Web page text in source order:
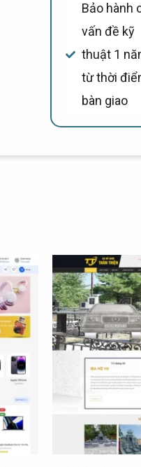
Bảo hành
vấn đề kỹ
thuật 1
từ thời
bàn giao